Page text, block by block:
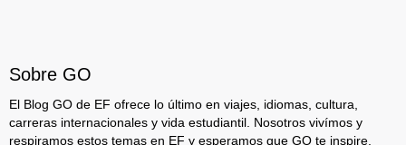
Sobre GO
El Blog GO de EF ofrece lo último en viajes, idiomas, cultura,
carreras internacionales y vida estudiantil. Nosotros vivímos y
respiramos estos temas en EF y esperamos que GO te inspire,